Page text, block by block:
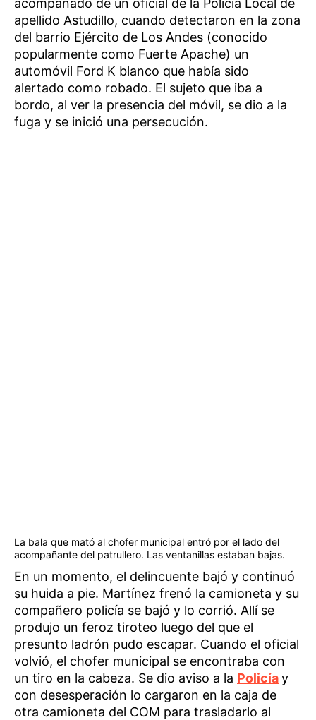
apellido Astudillo, cuando detectaron en la zona
del barrio Ejército de Los Andes (conocido
popularmente como Fuerte Apache) un
automóvil Ford K blanco que había sido
alertado como robado. El sujeto que iba a
bordo, al ver la presencia del móvil, se dio a la
fuga y se inició una persecución.
La bala que mató al chofer municipal entró por el lado del
acompañante del patrullero. Las ventanillas estaban bajas.
En un momento, el delincuente bajó y continuó
su huida a pie. Martínez frenó la camioneta y su
compañero policía se bajó y lo corrió. Allí se
produjo un feroz tiroteo luego del que el
presunto ladrón pudo escapar. Cuando el oficial
volvió, el chofer municipal se encontraba con
un tiro en la cabeza. Se dio aviso a la Policíay
con desesperación lo cargaron en la caja de
otra camioneta del COM para trasladarlo al